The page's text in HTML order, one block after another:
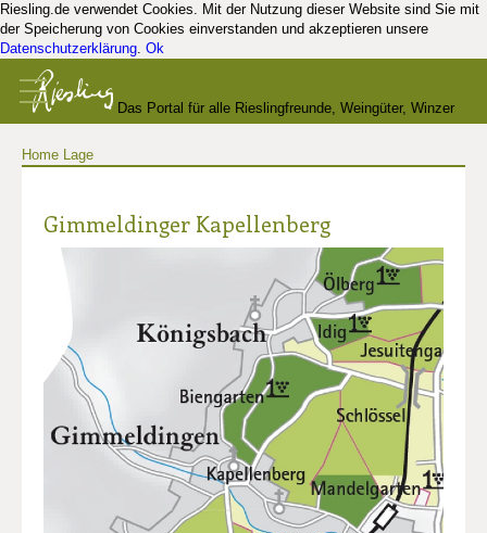
Riesling.de verwendet Cookies. Mit der Nutzung dieser Website sind Sie mit
der Speicherung von Cookies einverstanden und akzeptieren unsere
Datenschutzerklärung. Ok
Das Portal für alle Rieslingfreunde, Weingüter, Winzer
Home Lage
Gimmeldinger Kapellenberg